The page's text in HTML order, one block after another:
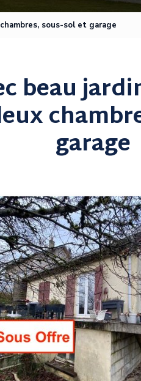
chambres, sous-sol et garage
beau
garage